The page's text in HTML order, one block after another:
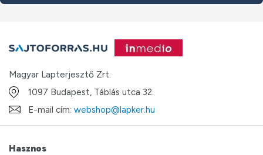
Magyar Lapterjesztő Zrt.
1097 Budapest, Táblás utca 32.
E-mail cím: webshop@lapker.hu
Hasznos